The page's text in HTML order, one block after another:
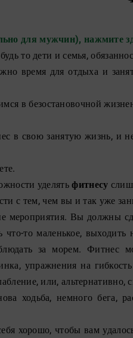
для мужчин), нажмите
то дети и семья,
время для отдыха и
в безостановочной
в свою занятую жизнь, и
уделятьфитнесу
с тем, чем вы и так уже
мероприятия. Вы должны
то маленькое, выходить
за морем. Фитнес
упражнения на
или, альтернативно,
ходьба, немного бега,
хорошо, чтобы вам